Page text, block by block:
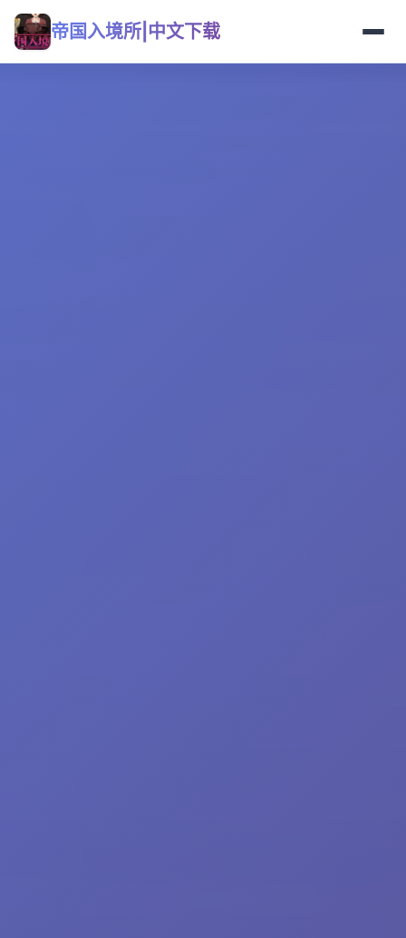
帝国入境所|中文下载